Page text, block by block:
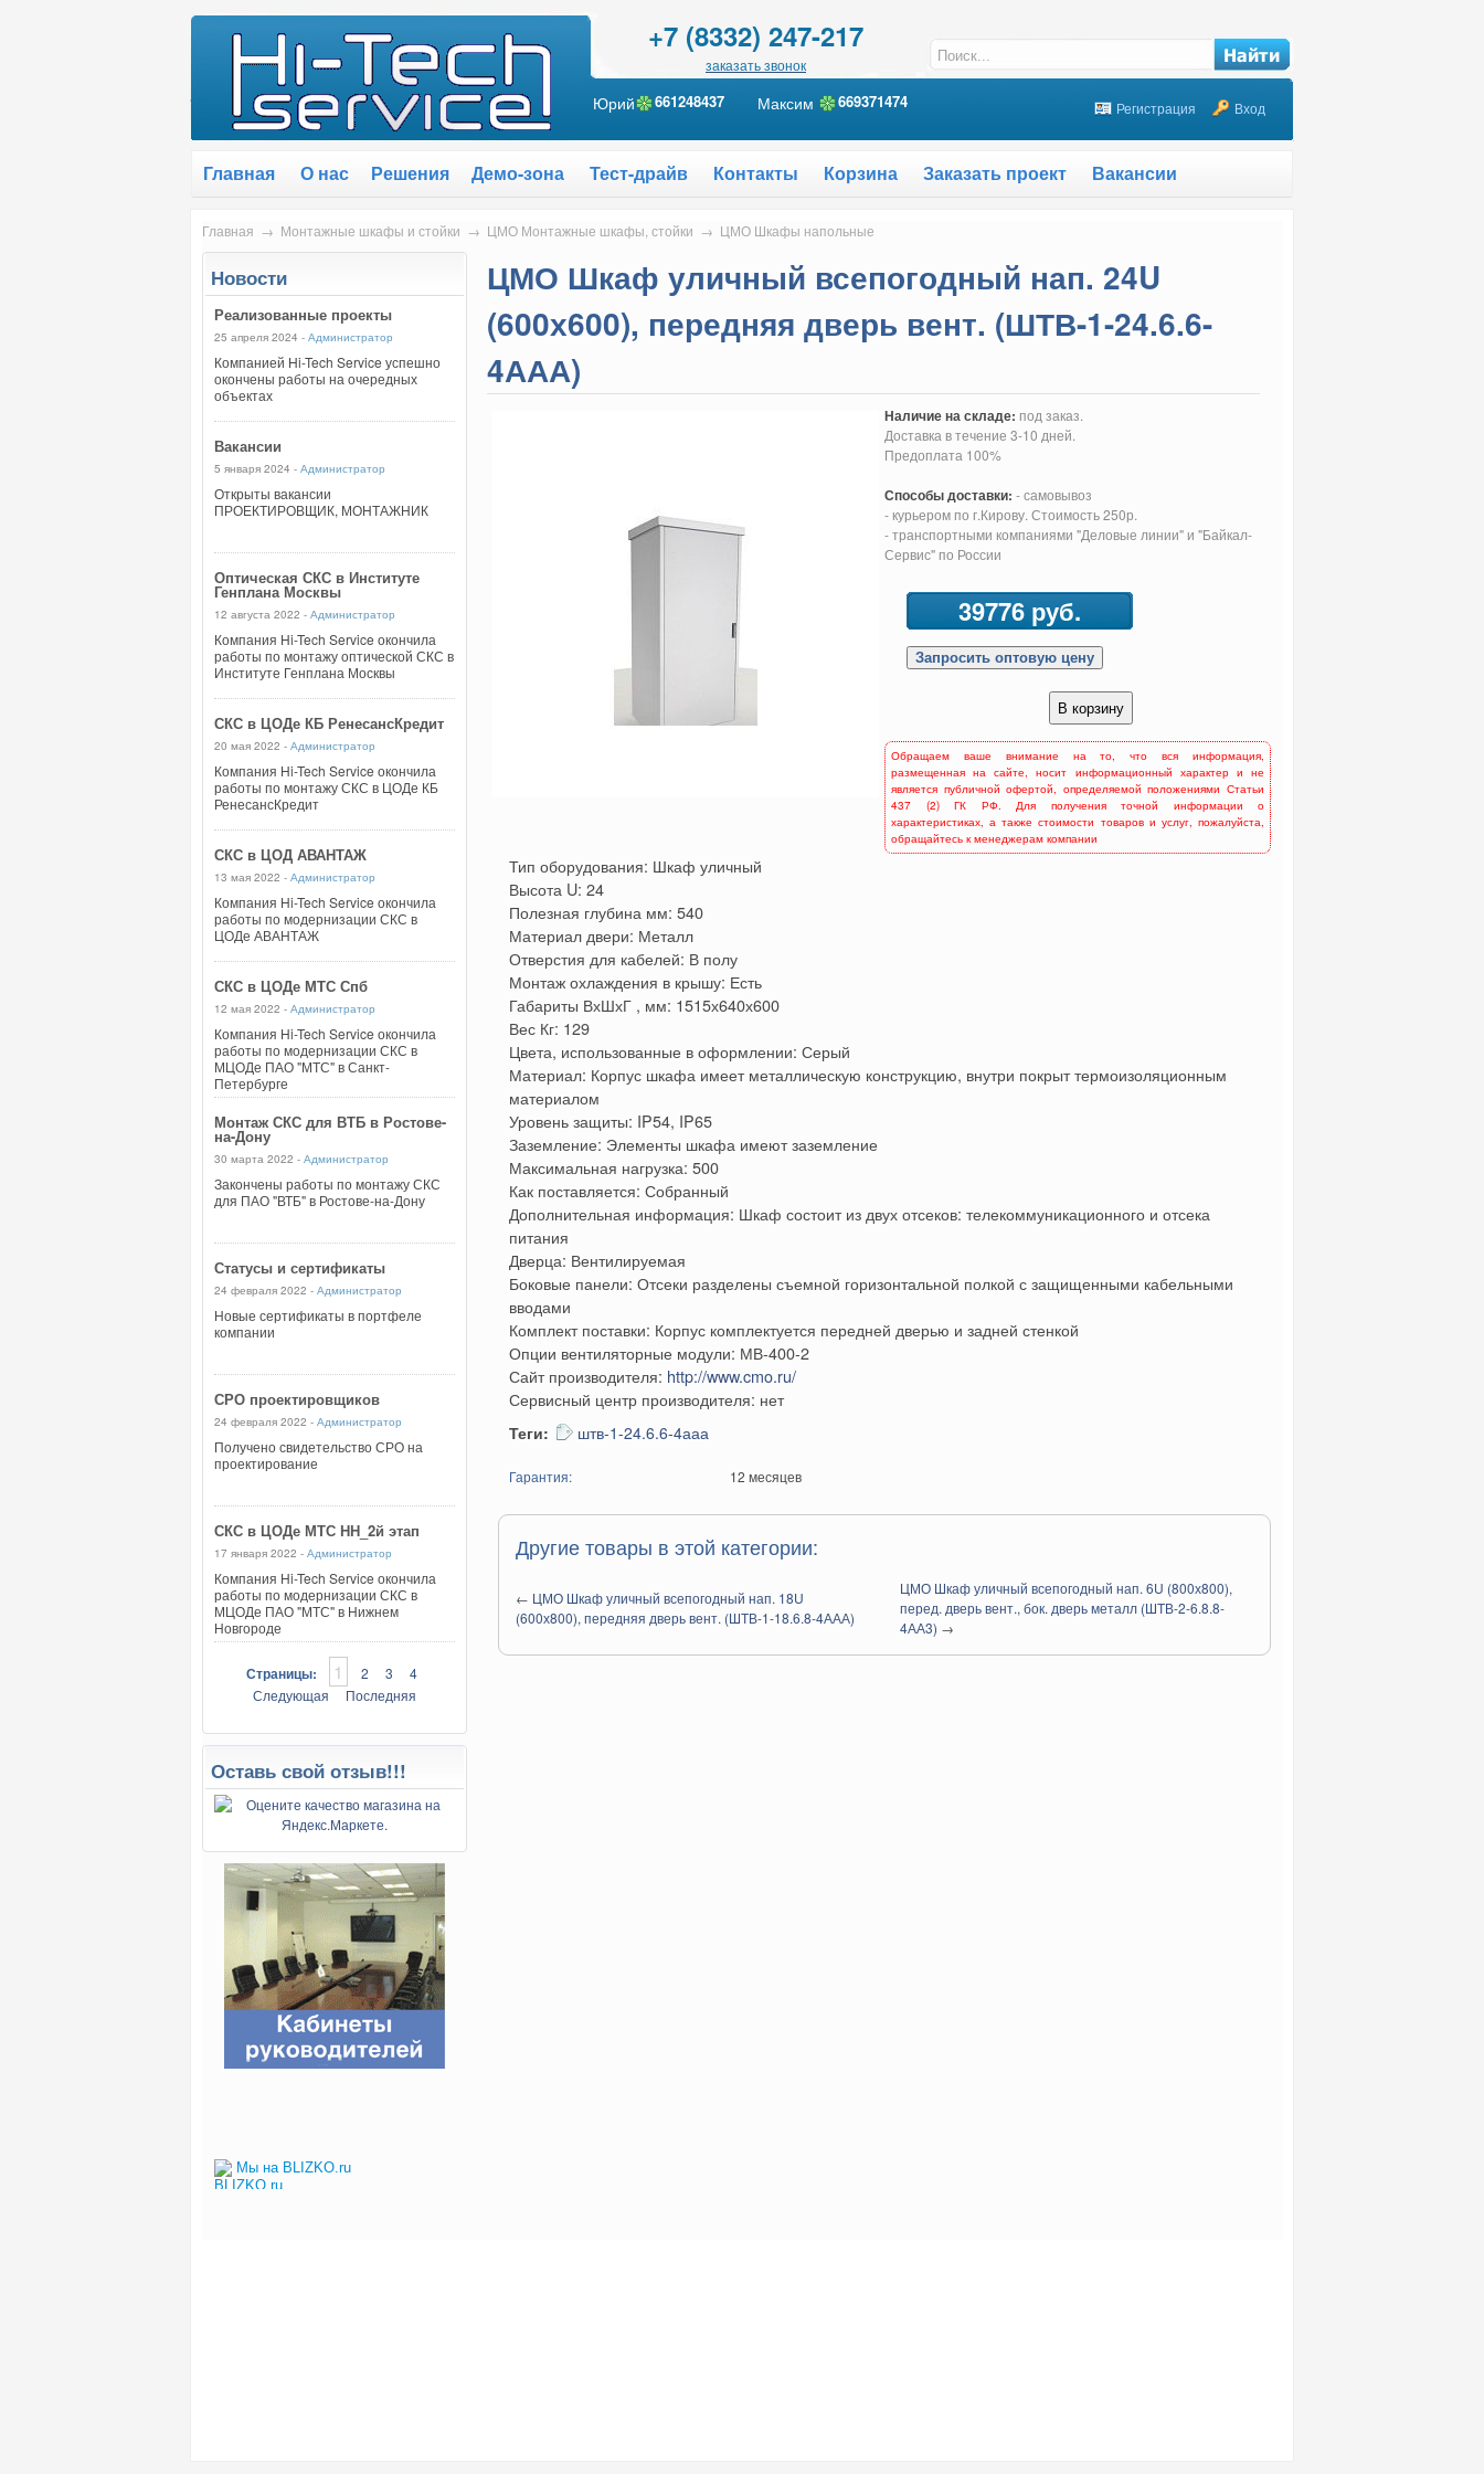
+7 (8332) 247-217
заказать звонок
Юрий 661248437 Максим 669371474 Регистрация Вход
Главная О нас Решения Демо-зона Тест-драйв Контакты Корзина Заказать проект Вакансии
Главная → Монтажные шкафы и стойки → ЦМО Монтажные шкафы, стойки → ЦМО Шкафы напольные
Новости
Реализованные проекты
25 апреля 2024 - Администратор
Компанией Hi-Tech Service успешно
окончены работы на очередных
объектах
Вакансии
5 января 2024 - Администратор
Открыты вакансии
ПРОЕКТИРОВЩИК, МОНТАЖНИК
Оптическая СКС в Институте
Генплана Москвы
12 августа 2022 - Администратор
Компания Hi-Tech Service окончила
работы по монтажу оптической СКС в
Институте Генплана Москвы
СКС в ЦОДе КБ РенесансКредит
20 мая 2022 - Администратор
Компания Hi-Tech Service окончила
работы по монтажу СКС в ЦОДе КБ
РенесансКредит
СКС в ЦОД АВАНТАЖ
13 мая 2022 - Администратор
Компания Hi-Tech Service окончила
работы по модернизации СКС в
ЦОДе АВАНТАЖ
СКС в ЦОДе МТС Спб
12 мая 2022 - Администратор
Компания Hi-Tech Service окончила
работы по модернизации СКС в
МЦОДе ПАО "МТС" в Санкт-
Петербурге
Монтаж СКС для ВТБ в Ростове-
на-Дону
30 марта 2022 - Администратор
Закончены работы по монтажу СКС
для ПАО "ВТБ" в Ростове-на-Дону
Статусы и сертификаты
24 февраля 2022 - Администратор
Новые сертификаты в портфеле
компании
СРО проектировщиков
24 февраля 2022 - Администратор
Получено свидетельство СРО на
проектирование
СКС в ЦОДе МТС НН_2й этап
17 января 2022 - Администратор
Компания Hi-Tech Service окончила
работы по модернизации СКС в
МЦОДе ПАО "МТС" в Нижнем
Новгороде
Страницы: 1 2 3
4
Следующая
Последняя
Оставь свой отзыв!!!
Мы на BLIZKO.ru
ЦМО Шкаф уличный всепогодный нап. 24U
(600х600), передняя дверь вент. (ШТВ-1-24.6.6-
4ААА)
Наличие на складе: под заказ.
Доставка в течение 3-10 дней.
Предоплата 100%
Способы доставки: - самовывоз
- курьером по г.Кирову. Стоимость 250р.
- транспортными компаниями "Деловые линии" и "Байкал-
Сервис" по России
39776 руб.
Обращаем ваше внимание на то, что вся информация,
размещенная на сайте, носит информационный характер и не
является публичной офертой, определяемой положениями Статьи
437 (2) ГК РФ. Для получения точной информации о
характеристиках, а также стоимости товаров и услуг, пожалуйста,
обращайтесь к менеджерам компании
Тип оборудования: Шкаф уличный
Высота U: 24
Полезная глубина мм: 540
Материал двери: Металл
Отверстия для кабелей: В полу
Монтаж охлаждения в крышу: Есть
Габариты ВхШхГ , мм: 1515х640х600
Вес Кг: 129
Цвета, использованные в оформлении: Серый
Материал: Корпус шкафа имеет металлическую конструкцию, внутри покрыт термоизоляционным
материалом
Уровень защиты: IP54, IP65
Заземление: Элементы шкафа имеют заземление
Максимальная нагрузка: 500
Как поставляется: Собранный
Дополнительная информация: Шкаф состоит из двух отсеков: телекоммуникационного и отсека
питания
Дверца: Вентилируемая
Боковые панели: Отсеки разделены съемной горизонтальной полкой с защищенными кабельными
вводами
Комплект поставки: Корпус комплектуется передней дверью и задней стенкой
Опции вентиляторные модули: МВ-400-2
Сайт производителя: http://www.cmo.ru/
Сервисный центр производителя: нет
Теги: штв-1-24.6.6-4ааа
Гарантия: 12 месяцев
Другие товары в этой категории:
← ЦМО Шкаф уличный всепогодный нап. 18U
(600х800), передняя дверь вент. (ШТВ-1-18.6.8-4ААА)
ЦМО Шкаф уличный всепогодный нап. 6U (800х800),
перед. дверь вент., бок. дверь металл (ШТВ-2-6.8.8-
4АА3) →